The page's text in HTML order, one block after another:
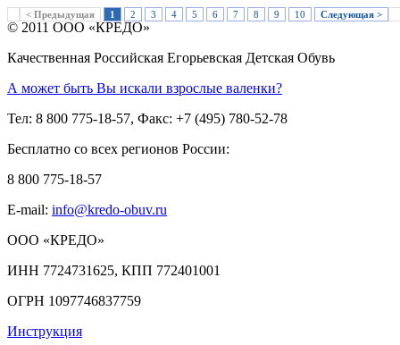
< Предыдущая 1 2 3 4 5 6 7 8 9 10 Следующая >
© 2011 ООО «КРЕДО»
Качественная Российская Егорьевская Детская Обувь
А может быть Вы искали взрослые валенки?
Тел: 8 800 775-18-57, Факс: +7 (495) 780-52-78
Бесплатно со всех регионов России:
8 800 775-18-57
E-mail: info@kredo-obuv.ru
ООО «КРЕДО»
ИНН 7724731625, КПП 772401001
ОГРН 1097746837759
Инструкция